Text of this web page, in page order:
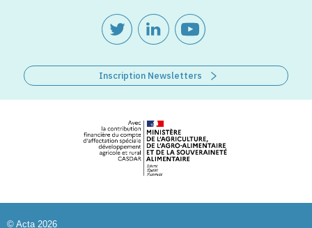
Inscription Newsletters
© Acta 2026